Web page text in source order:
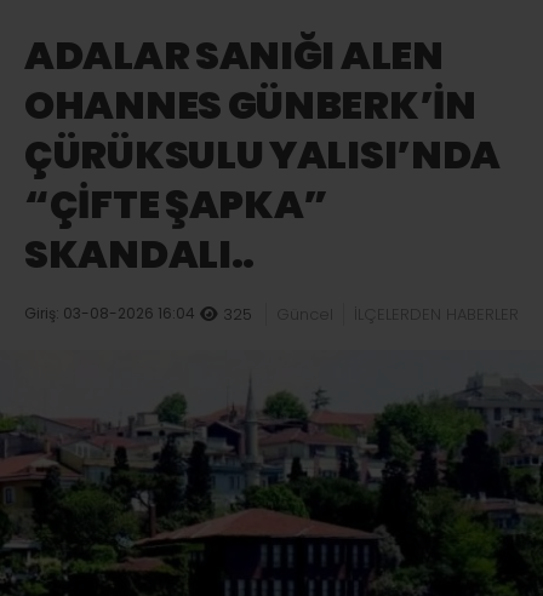
ADALAR SANIĞI ALEN
OHANNES GÜNBERK’İN
ÇÜRÜKSULU YALISI’NDA
“ÇİFTE ŞAPKA”
SKANDALI..
Giriş: 03-08-2026 16:04 325